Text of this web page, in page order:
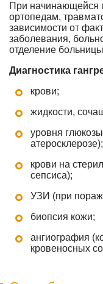
При начинающейся
ортопедам,
зависимости от
заболевания,
отделение
Диагностика
крови;
жидкости,
уровня
атеросклерозе);
крови на
сепсиса);
УЗИ (при
биопсия кожи;
ангиография
кровеносных